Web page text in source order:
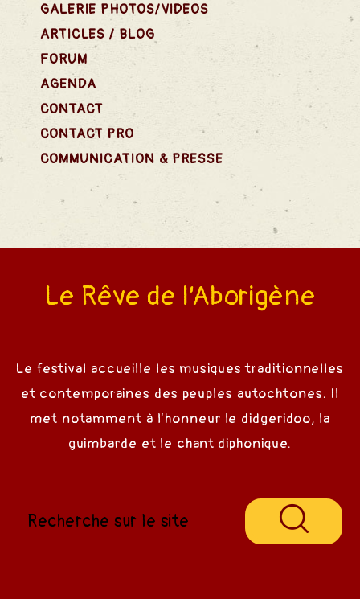
GALERIE PHOTOS/VIDEOS
ARTICLES / BLOG
FORUM
AGENDA
CONTACT
CONTACT PRO
COMMUNICATION & PRESSE
Le Rêve de l’Aborigène
Le festival accueille les musiques traditionnelles
et contemporaines des peuples autochtones. Il
met notamment à l’honneur le didgeridoo, la
guimbarde et le chant diphonique.